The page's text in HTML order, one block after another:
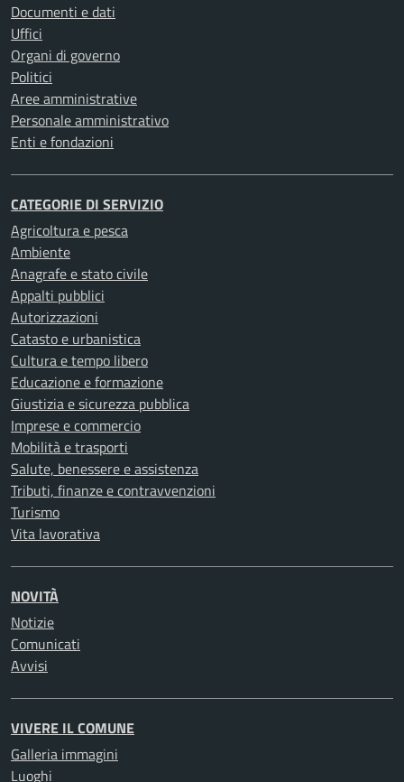
Documenti e dati
Uffici
Organi di governo
Politici
Aree amministrative
Personale amministrativo
Enti e fondazioni
CATEGORIE DI SERVIZIO
Agricoltura e pesca
Ambiente
Anagrafe e stato civile
Appalti pubblici
Autorizzazioni
Catasto e urbanistica
Cultura e tempo libero
Educazione e formazione
Giustizia e sicurezza pubblica
Imprese e commercio
Mobilità e trasporti
Salute, benessere e assistenza
Tributi, finanze e contravvenzioni
Turismo
Vita lavorativa
NOVITÀ
Notizie
Comunicati
Avvisi
VIVERE IL COMUNE
Galleria immagini
Luoghi